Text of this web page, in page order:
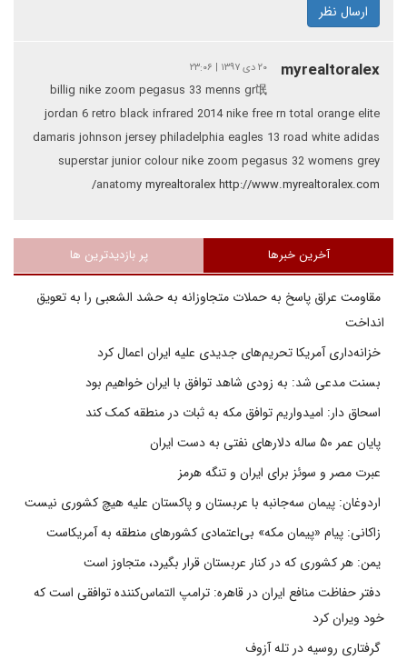
ارسال نظر
myrealtoralex ۲۰ دی ۱۳۹۷ | ۲۳:۰۶
billig nike zoom pegasus 33 menns gr氓
jordan 6 retro black infrared 2014nike free rn total orangeelite
damaris johnson jersey philadelphia eagles 13 road white adidas
superstar junior colournike zoom pegasus 32 womens grey
anatomymyrealtoralex http://www.myrealtoralex.com/
آخرین خبرها پر بازدیدترین ها
مقاومت عراق پاسخ به حملات متجاوزانه به حشد الشعبی را به تعویق
انداخت
خزانه‌داری آمریکا تحریم‌های جدیدی علیه ایران اعمال کرد
بسنت مدعی شد: به زودی شاهد توافق با ایران خواهیم بود
اسحاق دار: امیدواریم توافق مکه به ثبات در منطقه کمک کند
پایان عمر ۵۰ ساله دلارهای نفتی به دست ایران
عبرت مصر و سوئز برای ایران و تنگه هرمز
اردوغان: پیمان سه‌جانبه با عربستان و پاکستان علیه هیچ کشوری نیست
زاکانی: پیام «پیمان مکه» بی‌اعتمادی کشورهای منطقه به آمریکاست
یمن: هر کشوری که در کنار عربستان قرار بگیرد، متجاوز است
دفتر حفاظت منافع ایران در قاهره: ترامپ التماس‌کننده توافقی است که
خود ویران کرد
گرفتاری روسیه در تله آزوف